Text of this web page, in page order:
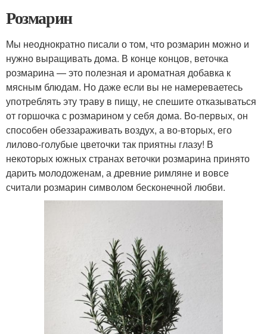
Розмарин
Мы неоднократно писали о том, что розмарин можно и
нужно выращивать дома. В конце концов, веточка
розмарина — это полезная и ароматная добавка к
мясным блюдам. Но даже если вы не намереваетесь
употреблять эту траву в пищу, не спешите отказываться
от горшочка с розмарином у себя дома. Во-первых, он
способен обеззараживать воздух, а во-вторых, его
лилово-голубые цветочки так приятны глазу! В
некоторых южных странах веточки розмарина принято
дарить молодоженам, а древние римляне и вовсе
считали розмарин символом бесконечной любви.